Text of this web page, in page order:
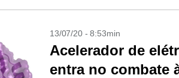
13/07/20 - 8:53min
Acelerador de
entra no combate